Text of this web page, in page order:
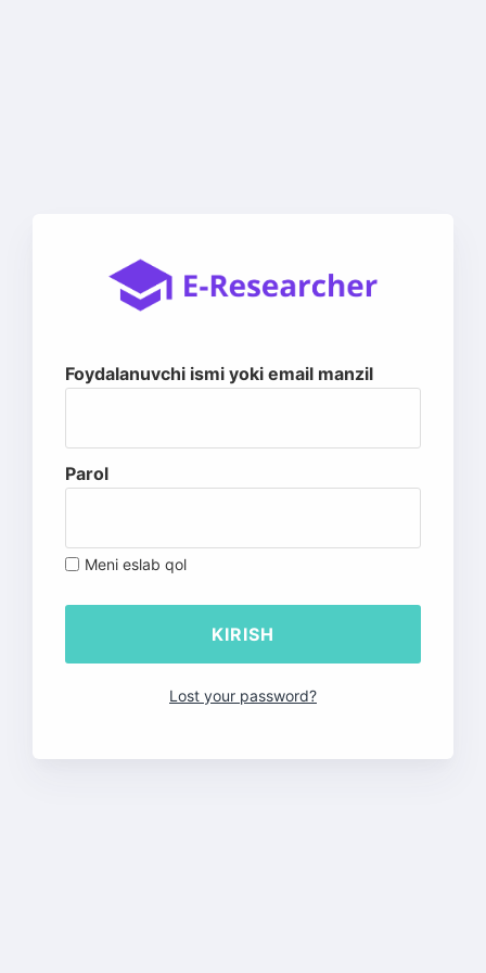
Foydalanuvchi ismi yoki email manzil
Parol
Meni eslab qol
Lost your password?